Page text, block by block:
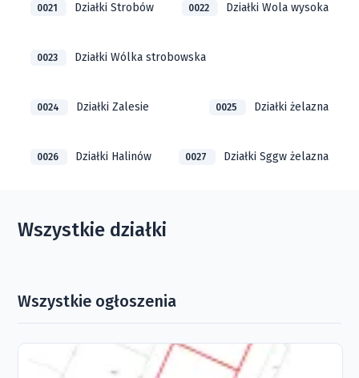
0021 Działki Strobów 0022 Działki Wola wysoka
0023 Działki Wólka strobowska
0024 Działki Zalesie 0025 Działki żelazna
0026 Działki Halinów 0027 Działki Sggw żelazna
Wszystkie działki
Wszystkie ogłoszenia